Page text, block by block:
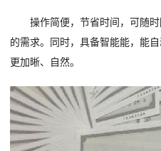
操作简便，节省时间，可随
的需求。同时，具备智能能，能
更加晰、自然。